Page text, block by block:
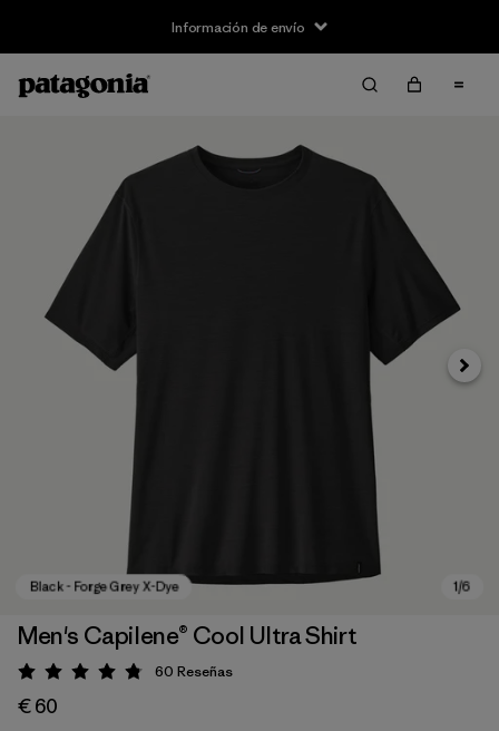
Información de envío
Men's Capilene® Cool Ultra Shirt
Puntuación: 4.8 / 5
60 Reseñas
€ 60